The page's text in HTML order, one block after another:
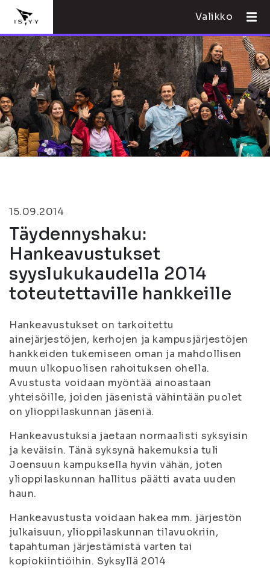
Valikko
15.09.2014
Täydennyshaku:
Hankeavustukset
syyslukukaudella 2014
toteutettaville hankkeille
Hankeavustukset on tarkoitettu
ainejärjestöjen, kerhojen ja kampusjärjestöjen
hankkeiden tukemiseen oman ja mahdollisen
muun ulkopuolisen rahoituksen ohella.
Avustusta voidaan myöntää ainoastaan
yhteisöille, joiden jäsenistä vähintään puolet
on ylioppilaskunnan jäseniä.
Hankeavustuksia jaetaan normaalisti syksyisin
ja keväisin. Tänä syksynä hakemuksia tuli
Joensuun kampuksella hyvin vähän, joten
ylioppilaskunnan hallitus päätti avata uuden
haun.
Hankeavustusta voidaan hakea mm. järjestön
julkaisuun, ylioppilaskunnan tilavuokriin,
tapahtuman järjestämistä varten tai
kopiokiintiöihin. Syksyllä 2014